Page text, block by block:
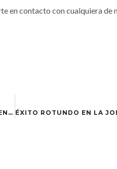
en contacto con cualquiera de
POTENCIA TU MARCA CON CANVA Y CAPCUT: APRENDE A CREAR CONTENIDO VISUAL DE IMPACTO CON NUESTRO PRÓXIMA TALLER